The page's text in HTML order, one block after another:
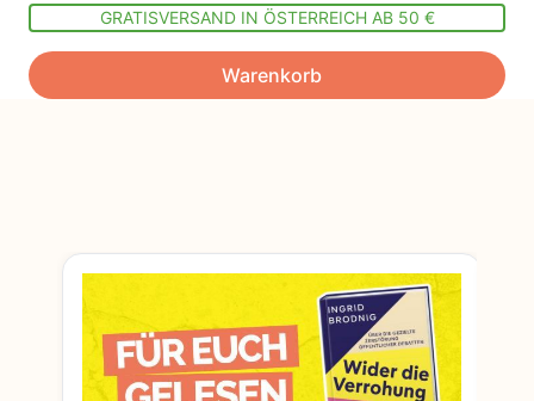
GRATISVERSAND IN ÖSTERREICH AB 50 €
Warenkorb